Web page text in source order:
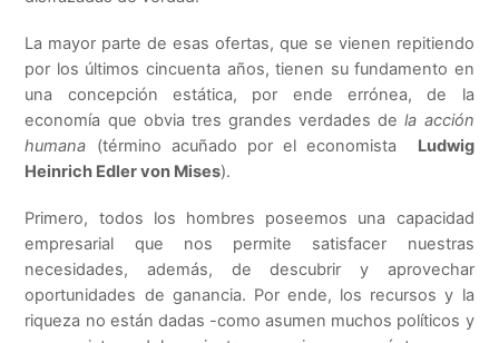
La mayor parte de esas ofertas, que se vienen repitiendo
por los últimos cincuenta años, tienen su fundamento en
una concepción estática, por ende errónea, de la
economía que obvia tres grandes verdades dela acción
humana (término acuñado por el economista Ludwig
Heinrich Edler von Mises).
Primero, todos los hombres poseemos una capacidad
empresarial que nos permite satisfacer nuestras
necesidades, además, de descubrir y aprovechar
oportunidades de ganancia. Por ende, los recursos y la
riqueza no están dadas -como asumen muchos políticos y